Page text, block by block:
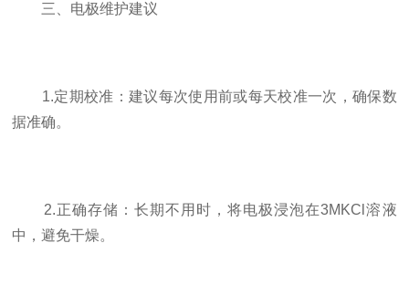
三、电极维护建议
1.定期校准：建议每次使用前或每天校准一次，确保数
据准确。
2.正确存储：长期不用时，将电极浸泡在3MKCl溶液
中，避免干燥。